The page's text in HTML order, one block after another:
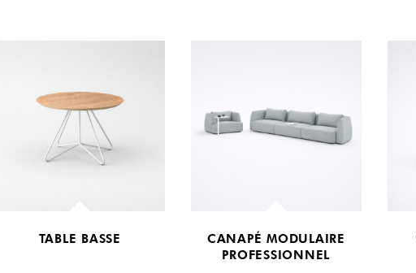
TABLE BASSE
CANAPÉ MODULAIRE
PROFESSIONNEL